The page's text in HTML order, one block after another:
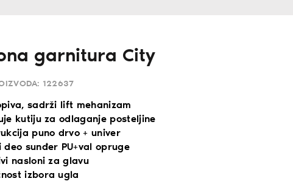
garnitura City
122637
sadrži lift mehanizam
kutiju za odlaganje posteljine
puno drvo + univer
deo sunđer PU+val opruge
nasloni za glavu
izbora ugla